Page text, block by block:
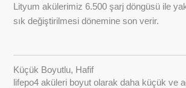
Lityum akülerimiz 6.500 şarj döngüsü ile
sık değiştirilmesi dönemine son verir.
Küçük Boyutlu, Hafif
lifepo4 aküleri boyut olarak daha küçük ve